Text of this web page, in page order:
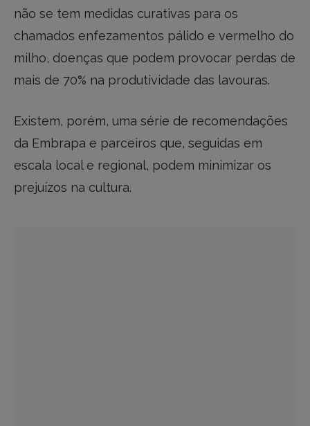
não se tem medidas curativas para os
chamados enfezamentos pálido e vermelho do
milho, doenças que podem provocar perdas de
mais de 70% na produtividade das lavouras.
Existem, porém, uma série de recomendações
da Embrapa e parceiros que, seguidas em
escala local e regional, podem minimizar os
prejuízos na cultura.